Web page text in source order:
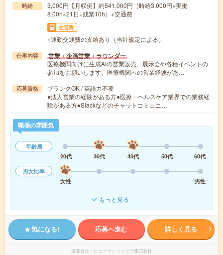
時給
3,000円【月収例】約541,000円（時給3,000円×実働
8.00h×21日+残業10h）+交通費
交通費
○通勤交通費の支給あり（当社規定による）
仕事内容 営業・企画営業・ラウンダー
医療機関向けに生成AIの営業販売、展示会や各種イベントの
参加をお願いします。医療機関への営業経験があ…
応募資格
ブランクOK / 英語力不要
●法人営業の経験がある方●医療・ヘルスケア業界での業務経
験がある方●Slackなどのチャットコミュニ…
職場の雰囲気
年齢層
20代
30代 40代 50代
60代
男女比率
女性
男性
もっと見る
気になる! 応募へ進む 詳しく見る
派遣会社 ヒューマンリソシア株式会社